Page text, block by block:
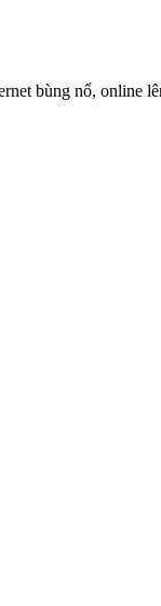
bùng nổ, online